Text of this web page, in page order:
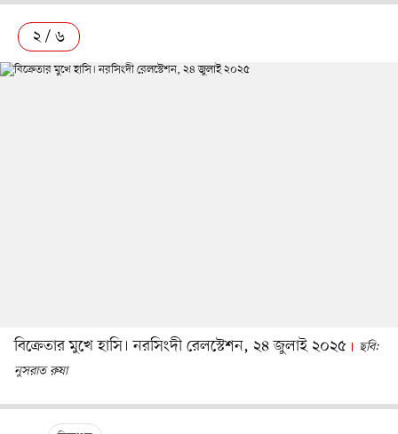
২ / ৬
বিক্রেতার মুখে হাসি। নরসিংদী রেলস্টেশন, ২৪ জুলাই ২০২৫
ছবি:
নুসরাত রুষা